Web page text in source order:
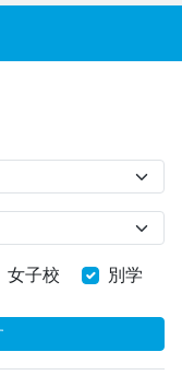
女子校 別学